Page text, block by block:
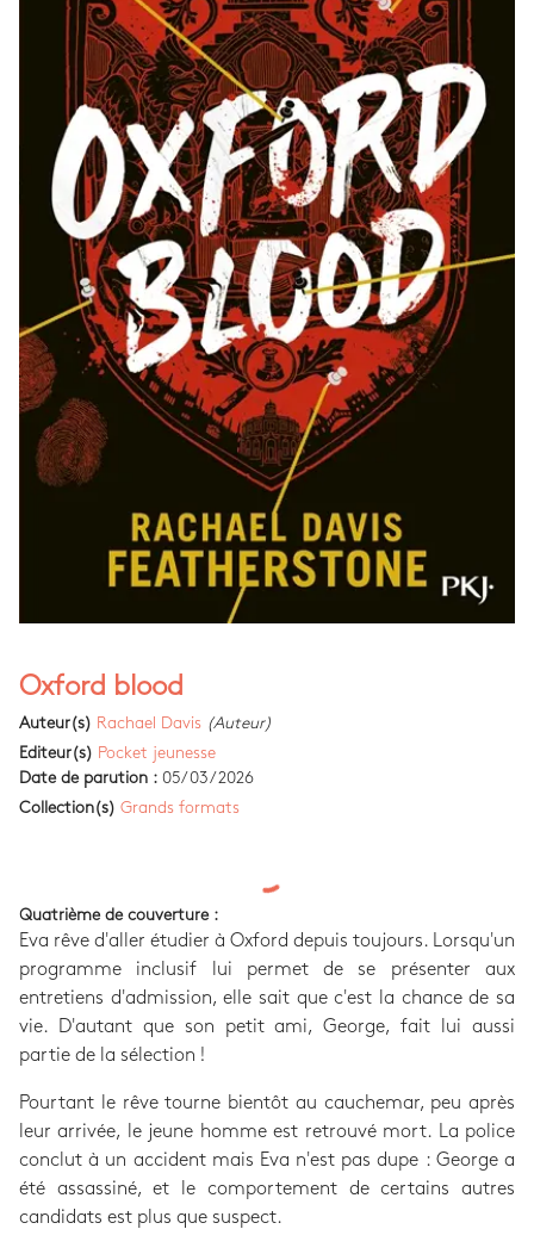
Oxford blood
Auteur(s) Rachael Davis (Auteur)
Editeur(s) Pocket jeunesse
Date de parution : 05/03/2026
Collection(s) Grands formats
Quatrième de couverture :
Eva rêve d'aller étudier à Oxford depuis toujours. Lorsqu'un
programme inclusif lui permet de se présenter aux
entretiens d'admission, elle sait que c'est la chance de sa
vie. D'autant que son petit ami, George, fait lui aussi
partie de la sélection !
Pourtant le rêve tourne bientôt au cauchemar, peu après
leur arrivée, le jeune homme est retrouvé mort. La police
conclut à un accident mais Eva n'est pas dupe : George a
été assassiné, et le comportement de certains autres
candidats est plus que suspect.